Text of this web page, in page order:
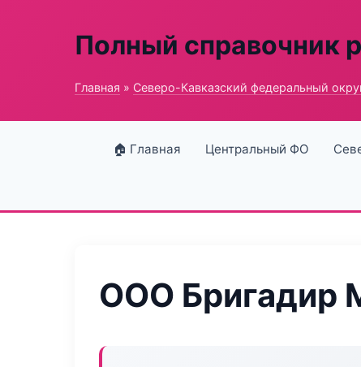
Полный справочник
Главная » Северо-Кавказский федеральный
🏠 Главная Центральный ФО
ООО Бригадир